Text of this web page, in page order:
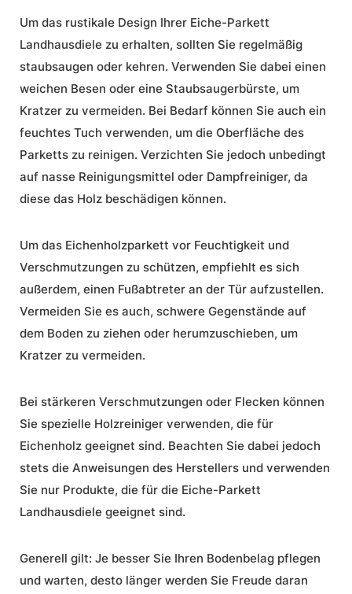
Um das rustikale Design Ihrer Eiche-Parkett
Landhausdiele zu erhalten, sollten Sie regelmäßig
staubsaugen oder kehren. Verwenden Sie dabei einen
weichen Besen oder eine Staubsaugerbürste, um
Kratzer zu vermeiden. Bei Bedarf können Sie auch ein
feuchtes Tuch verwenden, um die Oberfläche des
Parketts zu reinigen. Verzichten Sie jedoch unbedingt
auf nasse Reinigungsmittel oder Dampfreiniger, da
diese das Holz beschädigen können.
Um das Eichenholzparkett vor Feuchtigkeit und
Verschmutzungen zu schützen, empfiehlt es sich
außerdem, einen Fußabtreter an der Tür aufzustellen.
Vermeiden Sie es auch, schwere Gegenstände auf
dem Boden zu ziehen oder herumzuschieben, um
Kratzer zu vermeiden.
Bei stärkeren Verschmutzungen oder Flecken können
Sie spezielle Holzreiniger verwenden, die für
Eichenholz geeignet sind. Beachten Sie dabei jedoch
stets die Anweisungen des Herstellers und verwenden
Sie nur Produkte, die für die Eiche-Parkett
Landhausdiele geeignet sind.
Generell gilt: Je besser Sie Ihren Bodenbelag pflegen
und warten, desto länger werden Sie Freude daran